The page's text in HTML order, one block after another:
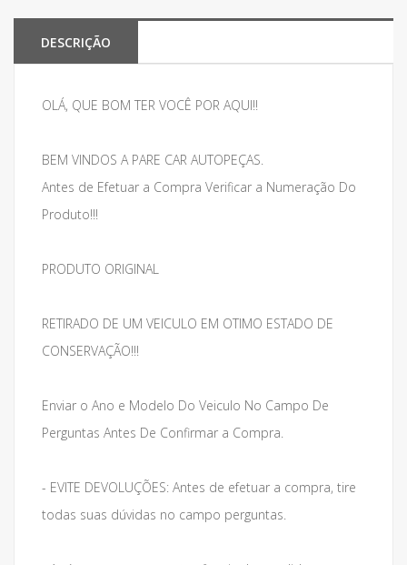
DESCRIÇÃO
OLÁ, QUE BOM TER VOCÊ POR AQUI!!
BEM VINDOS A PARE CAR AUTOPEÇAS.
Antes de Efetuar a Compra Verificar a Numeração Do
Produto!!!
PRODUTO ORIGINAL
RETIRADO DE UM VEICULO EM OTIMO ESTADO DE
CONSERVAÇÃO!!!
Enviar o Ano e Modelo Do Veiculo No Campo De
Perguntas Antes De Confirmar a Compra.
- EVITE DEVOLUÇÕES: Antes de efetuar a compra, tire
todas suas dúvidas no campo perguntas.